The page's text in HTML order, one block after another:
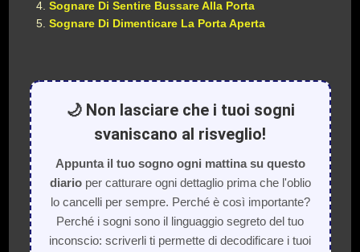
Sognare Di Sentire Bussare Alla Porta
Sognare Di Dimenticare La Porta Aperta
🌙 Non lasciare che i tuoi sogni
svaniscano al risveglio!
Appunta il tuo sogno ogni mattina su questo
diarioper catturare ogni dettaglio prima che l'oblio
lo cancelli per sempre. Perché è così importante?
Perché i sogni sono il linguaggio segreto del tuo
inconscio: scriverli ti permette di decodificare i tuoi